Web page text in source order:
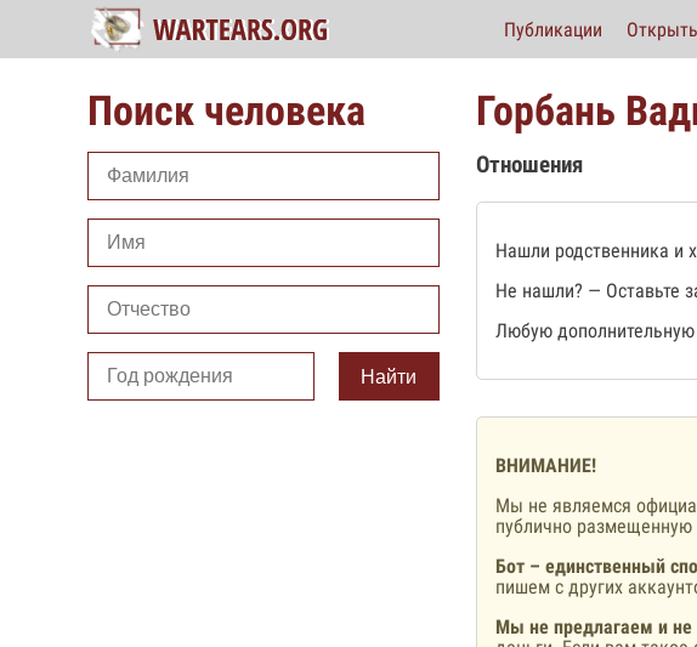
Публикации
Поиск человека
Найти
Горбань
Отношения
Нашли родственника и
Не нашли? — Оставьте
Любую
ВНИМАНИЕ!
Мы не являемся
публично
Бот – единственный
пишем с других
Мы не предлагаем и не